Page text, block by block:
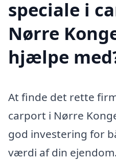
speciale i
Nørre
hjælpe
At finde det rette
carport i Nørre
god investering for
værdi af din